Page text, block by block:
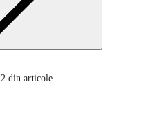
2 din articole